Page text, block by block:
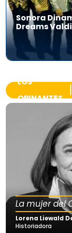
Sonora
Dreams
LOS
OPINANTES
La mujer del
Lorena Liewald
Historiadora